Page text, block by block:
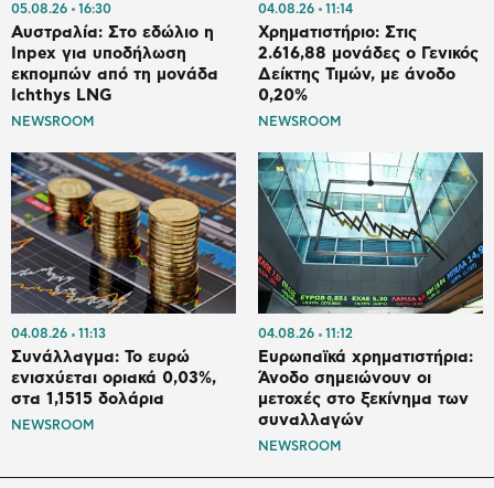
05.08.26 16:30
Αυστραλία: Στο εδώλιο η
Inpex για υποδήλωση
εκπομπών από τη μονάδα
Ichthys LNG
NEWSROOM
04.08.26 11:14
Χρηματιστήριο: Στις
2.616,88 μονάδες ο Γενικός
Δείκτης Τιμών, με άνοδο
0,20%
NEWSROOM
04.08.26 11:13
Συνάλλαγμα: Το ευρώ
ενισχύεται οριακά 0,03%,
στα 1,1515 δολάρια
NEWSROOM
04.08.26 11:12
Ευρωπαϊκά χρηματιστήρια:
Άνοδο σημειώνουν οι
μετοχές στο ξεκίνημα των
συναλλαγών
NEWSROOM